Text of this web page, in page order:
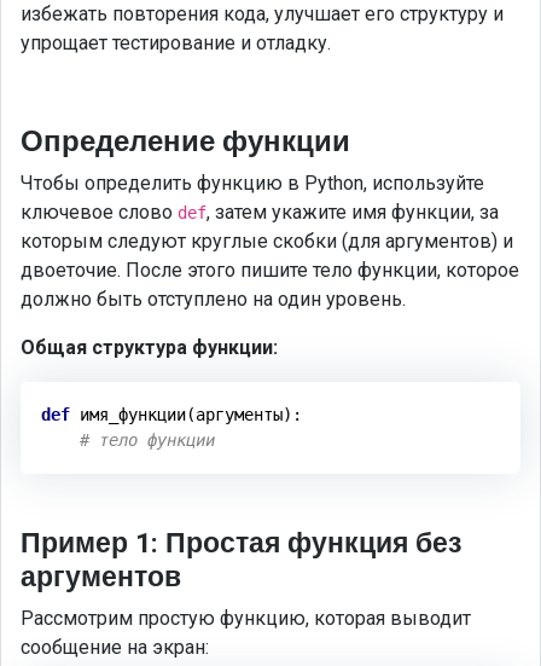
избежать повторения кода, улучшает его структуру и
упрощает тестирование и отладку.
Определение функции
Чтобы определить функцию в Python, используйте
ключевое слово def, затем укажите имя функции, за
которым следуют круглые скобки (для аргументов) и
двоеточие. После этого пишите тело функции, которое
должно быть отступлено на один уровень.
Общая структура функции:
def имя функции(аргументы) :
# тело функции
Пример 1: Простая функция без
аргументов
Рассмотрим простую функцию, которая выводит
сообщение на экран: